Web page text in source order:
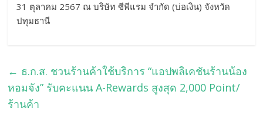
31 ตุลาคม 2567 ณ บริษัท ซีพีแรม จำกัด (บ่อเงิน) จังหวัด
ปทุมธานี
← ธ.ก.ส. ชวนร้านค้าใช้บริการ “แอปพลิเคชันร้านน้อง
หอมจัง” รับคะแนน A-Rewards สูงสุด 2,000 Point/
ร้านค้า